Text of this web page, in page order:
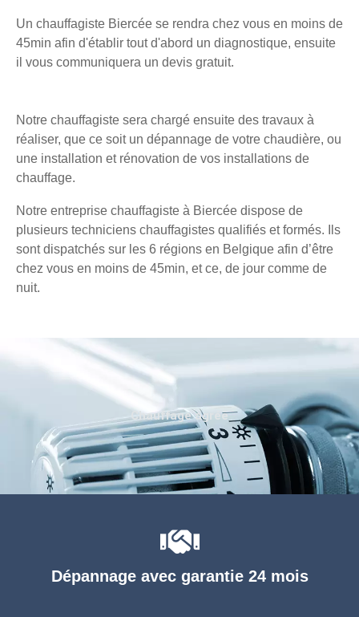
Un chauffagiste Biercée se rendra chez vous en moins de
45min afin d'établir tout d'abord un diagnostique, ensuite
il vous communiquera un devis gratuit.
Notre chauffagiste sera chargé ensuite des travaux à
réaliser, que ce soit un dépannage de votre chaudière, ou
une installation et rénovation de vos installations de
chauffage.
Notre entreprise chauffagiste à Biercée dispose de
plusieurs techniciens chauffagistes qualifiés et formés. Ils
sont dispatchés sur les 6 régions en Belgique afin d’être
chez vous en moins de 45min, et ce, de jour comme de
nuit.
Dépannage avec garantie 24 mois
Chauffage agréé